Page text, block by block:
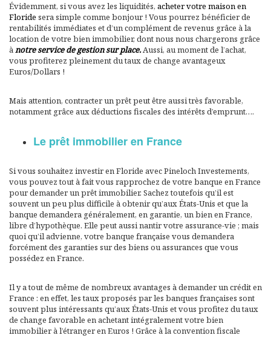
Évidemment, si vous avez les liquidités, acheter votre maison en
Floride sera simple comme bonjour ! Vous pourrez bénéficier de
rentabilités immédiates et d’un complément de revenus grâce à la
location de votre bien immobilier, dont nous nous chargerons grâce
ànotre service de gestion sur place.Aussi, au moment de l’achat,
vous profiterez pleinement du taux de change avantageux
Euros/Dollars !
Mais attention, contracter un prêt peut être aussi très favorable,
notamment grâce aux déductions fiscales des intérêts d’emprunt….
Le prêt immobilier en France
Si vous souhaitez investir en Floride avec Pineloch Investements,
vous pouvez tout à fait vous rapprochez de votre banque en France
pour demander un prêt immobilier. Sachez toutefois qu’il est
souvent un peu plus difficile à obtenir qu’aux États-Unis et que la
banque demandera généralement, en garantie, un bien en France,
libre d’hypothèque. Elle peut aussi nantir votre assurance-vie ; mais
quoi qu’il advienne, votre banque française vous demandera
forcément des garanties sur des biens ou assurances que vous
possédez en France.
Il y a tout de même de nombreux avantages à demander un crédit en
France : en effet, les taux proposés par les banques françaises sont
souvent plus intéressants qu’aux États-Unis et vous profitez du taux
de change favorable en achetant intégralement votre bien
immobilier à l’étranger en Euros ! Grâce à la convention fiscale